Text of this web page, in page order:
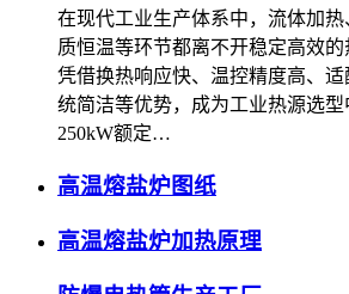
在现代工业生产体系中，流体加
质恒温等环节都离不开稳定高效
凭借换热响应快、温控精度高、
统简洁等优势，成为工业热源选型
250kW额定…
高温熔盐炉图纸
高温熔盐炉加热原理